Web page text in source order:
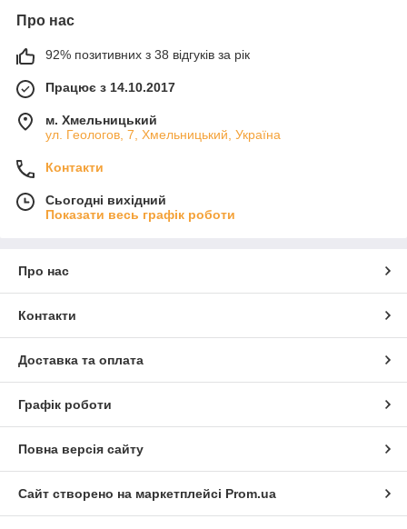
Про нас
92% позитивних з 38 відгуків за рік
Працює з 14.10.2017
м. Хмельницький
ул. Геологов, 7, Хмельницький, Україна
Контакти
Сьогодні вихідний
Показати весь графік роботи
Про нас
Контакти
Доставка та оплата
Графік роботи
Повна версія сайту
Сайт створено на маркетплейсі Prom.ua